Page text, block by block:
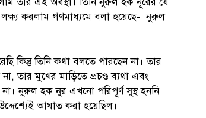
লক্ষ্য করলাম গণমাধ্যমে বলা হয়েছে- নুরুল
কিন্তু তিনি কথা বলতে পারছেন না। তার
তার মুখের মাড়িতে প্রচণ্ড ব্যথা এবং
নুরুল হক নুর এখনো পরিপূর্ণ সুস্থ হননি
আঘাত করা হয়েছিল।